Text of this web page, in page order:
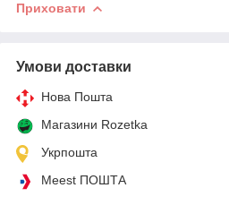
Приховати
Умови доставки
Нова Пошта
Магазини Rozetka
Укрпошта
Meest ПОШТА